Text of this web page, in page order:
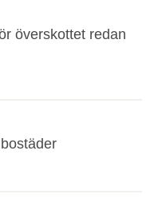
överskottet redan